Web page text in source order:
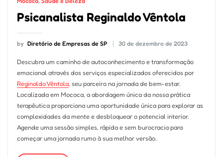
Psicanalista Reginaldo Vêntola
by Diretório de Empresas de SP 30 de dezembro de 2023
Descubra um caminho de autoconhecimento e transformação
emocional através dos serviços especializados oferecidos por
Reginaldo Vêntola, seu parceiro na jornada de bem-estar.
Localizada em Mococa, a abordagem única da nossa prática
terapêutica proporciona uma oportunidade única para explorar as
complexidades da mente e desbloquear o potencial interior.
Agende uma sessão simples, rápida e sem burocracia para
começar uma jornada rumo à sua melhor versão.